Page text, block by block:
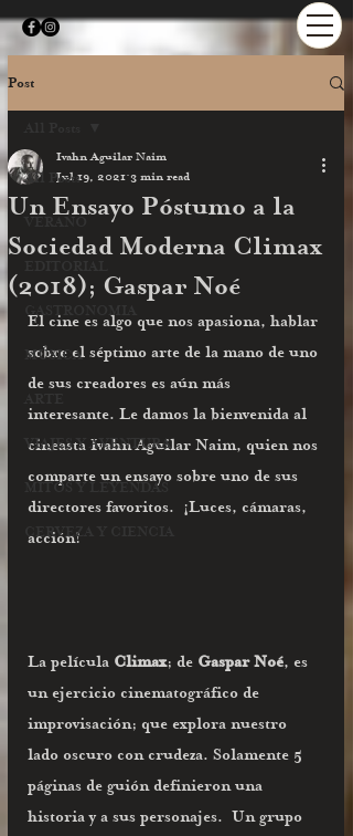
Post
All Posts
GASTRONOMIA
MÚSICA
VIAJES Y AVENTURA
MITOS Y LEYENDAS
CERVEZA Y CIENCIA
Un Ensayo Póstumo a la
Sociedad Moderna Climax
(2018); Gaspar Noé
Ivahn Aguilar Naim
Jul 19, 2021 3 min read
El cine es algo que nos apasiona, hablar
sobre el séptimo arte de la mano de uno
de sus creadores es aún más
interesante. Le damos la bienvenida al
cineasta Ivahn Aguilar Naim, quien nos
comparte un ensayo sobre uno de sus
directores favoritos.  ¡Luces, cámaras,
acción!
La película Climax; de Gaspar Noé, es
un ejercicio cinematográfico de
improvisación; que explora nuestro
lado oscuro con crudeza. Solamente 5
páginas de guión definieron una
historia y a sus personajes.  Un grupo